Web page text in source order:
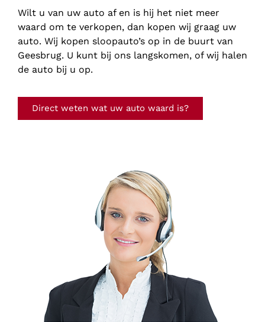
Wilt u van uw auto af en is hij het niet meer
waard om te verkopen, dan kopen wij graag uw
auto. Wij kopen sloopauto’s op in de buurt van
Geesbrug. U kunt bij ons langskomen, of wij halen
de auto bij u op.
Direct weten wat uw auto waard is?